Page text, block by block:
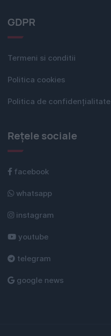
GDPR
Termeni si conditii
Politica cookies
Politica de confidențialitate
Rețele sociale
facebook
whatsapp
instagram
youtube
telegram
google news